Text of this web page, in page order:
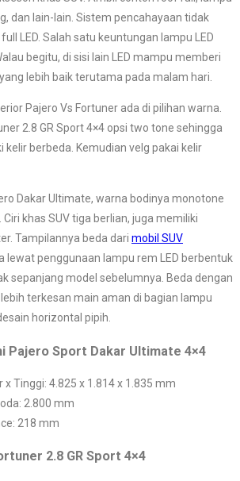
dan lain-lain. Sistem pencahayaan tidak
LED. Salah satu keuntungan lampu LED
begitu, di sisi lain LED mampu memberi
lebih baik terutama pada malam hari.
Pajero Vs Fortuner ada di pilihan warna.
2.8 GR Sport 4×4 opsi two tone sehingga
kelir berbeda. Kemudian velg pakai kelir
Dakar Ultimate, warna bodinya monotone
khas SUV tiga berlian, juga memiliki
Tampilannya beda dari mobil SUV
lewat penggunaan lampu rem LED berbentuk
sepanjang model sebelumnya. Beda dengan
terkesan main aman di bagian lampu
horizontal pipih.
Pajero Sport Dakar Ultimate 4×4
x Tinggi: 4.825 x 1.814 x 1.835 mm
2.800 mm
218 mm
2.8 GR Sport 4×4